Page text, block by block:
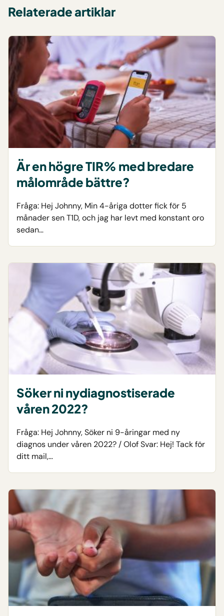
Relaterade artiklar
Är en högre TIR% med bredare
målområde bättre?
Fråga: Hej Johnny, Min 4-åriga dotter fick för 5
månader sen T1D, och jag har levt med konstant oro
sedan…
Söker ni nydiagnostiserade
våren 2022?
Fråga: Hej Johnny, Söker ni 9-åringar med ny
diagnos under våren 2022? / Olof Svar: Hej! Tack för
ditt mail,…